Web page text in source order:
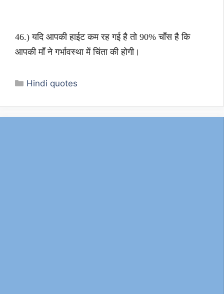
46.) यदि आपकी हाईट कम रह गई है तो 90% चाँस है कि
आपकी माँ ने गर्भावस्था में चिंता की होगी।
Categories
Hindi quotes